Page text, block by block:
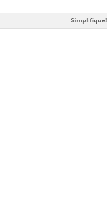
Simplifique!